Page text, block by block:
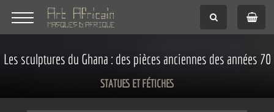
Les sculptures du Ghana : des pièces anciennes des années 70
STATUES ET FÉTICHES